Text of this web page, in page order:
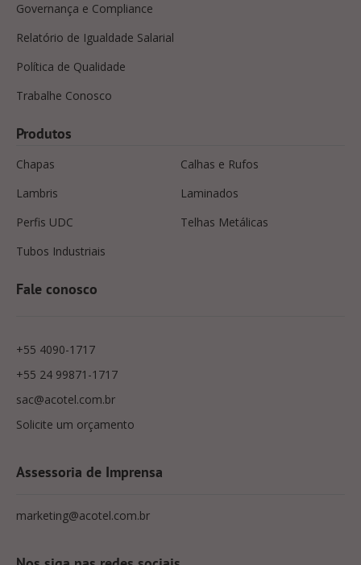
Governança e Compliance
Relatório de Igualdade Salarial
Política de Qualidade
Trabalhe Conosco
Produtos
Chapas
Calhas e Rufos
Lambris
Laminados
Perfis UDC
Telhas Metálicas
Tubos Industriais
Fale conosco
+55 4090-1717
+55 24 99871-1717
sac@acotel.com.br
Solicite um orçamento
Assessoria de Imprensa
marketing@acotel.com.br